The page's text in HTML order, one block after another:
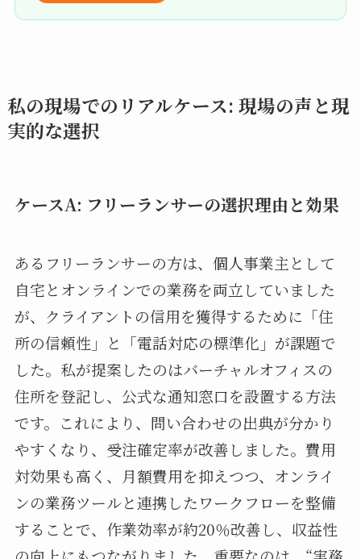
私の現場でのリアルケース: 現場の声と現
実的な選択
ケースA: フリーランサーの選択理由と効果
あるフリーランサーの方は、個人事業主として
自宅とオンラインでの業務を両立していました
が、クライアントの信用を獲得するために「住
所の信頼性」と「電話対応の標準化」が課題で
した。私が提案したのはバーチャルオフィスの
住所を登記し、公式な通知窓口を設置する方法
です。これにより、問い合わせの出典が分かり
やすくなり、受注確定率が改善しました。費用
対効果も高く、月額費用を抑えつつ、オンライ
ンの業務ツールと連携したワークフローを整備
することで、作業効率が約20％改善し、収益性